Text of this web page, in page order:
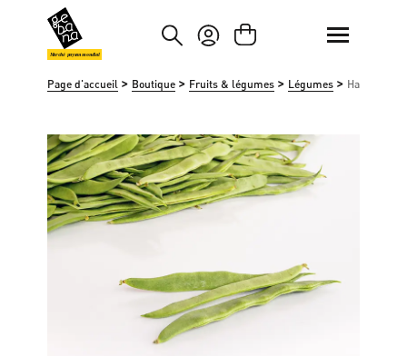
au contenu principal
Passer à la recherche
Marché paysan mondial
Page d'accueil > Boutique > Fruits & légumes > Légumes > Haricots
Ignorer la galerie d'images